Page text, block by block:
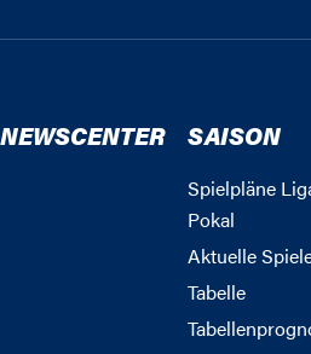
NEWSCENTER SAISON
Spielpläne
Pokal
Aktuelle
Tabelle